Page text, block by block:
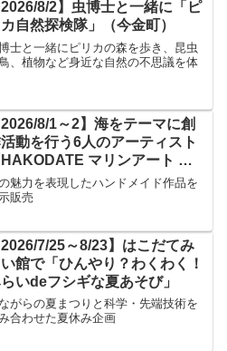
2026/8/2】虫博士と一緒に「ピ
カ自然探検隊」（今金町）
士と一緒にピリカの森を歩き、昆虫
、植物など身近な自然の不思議を体
2026/8/1～2】海をテーマに創
動を行う6人のアーティスト
HAKODATE マリンアート ～
光が織りなす癒しの空間～」
魅力を表現したハンドメイド作品を
販売
2026/7/25～8/23】はこだてみ
館で「ひんやり？わくわく！
いdeフシギな夏あそび」
がらの夏まつりと科学・先端技術を
合わせた夏休み企画